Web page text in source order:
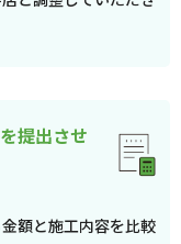
提出させ
額と施工内容を比較